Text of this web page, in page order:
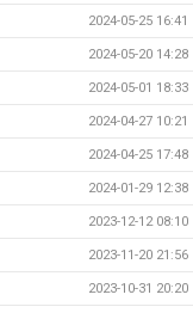
2024-05-25 16:41
2024-05-20 14:28
2024-05-01 18:33
2024-04-27 10:21
2024-04-25 17:48
2024-01-29 12:38
2023-12-12 08:10
2023-11-20 21:56
2023-10-31 20:20